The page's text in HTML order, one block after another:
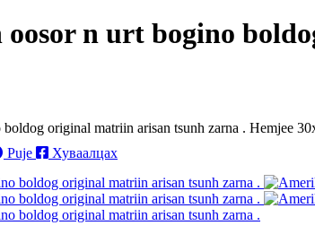
oosor n urt bogino
original matriin arisan tsunh zarna . Hemjee
Puje Хуваалцах